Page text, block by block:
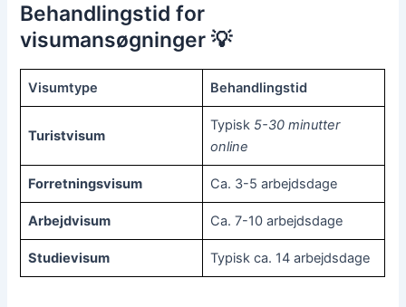
Behandlingstid for
visumansøgninger 💡
Visumtype Behandlingstid
Turistvisum
Typisk 5-30 minutter
online
Forretningsvisum Ca. 3-5 arbejdsdage
Arbejdvisum Ca. 7-10 arbejdsdage
Studievisum Typisk ca. 14 arbejdsdage